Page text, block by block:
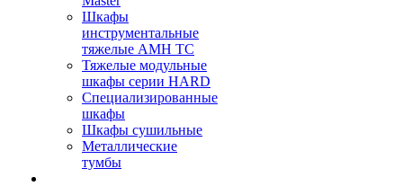
Шкафы
инструментальные
тяжелые AMH TC
Тяжелые модульные
шкафы серии HARD
Cпециализированные
шкафы
Шкафы сушильные
Металлические
тумбы